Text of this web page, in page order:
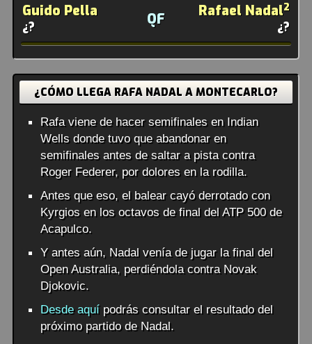
Guido Pella
¿? QF Rafael Nadal2
¿?
¿CÓMO LLEGA RAFA NADAL A MONTECARLO?
Rafa viene de hacer semifinales en Indian
Wells donde tuvo que abandonar en
semifinales antes de saltar a pista contra
Roger Federer, por dolores en la rodilla.
Antes que eso, el balear cayó derrotado con
Kyrgios en los octavos de final del ATP 500 de
Acapulco.
Y antes aún, Nadal venía de jugar la final del
Open Australia, perdiéndola contra Novak
Djokovic.
Desde aquípodrás consultar el resultado del
próximo partido de Nadal.